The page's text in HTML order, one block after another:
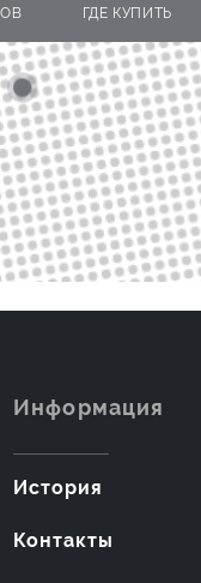
ГДЕ КУПИТЬ
Информация
История
Контакты